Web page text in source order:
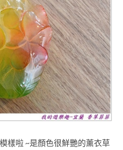
樣啦 ~是顏色很鮮艷的薰衣草